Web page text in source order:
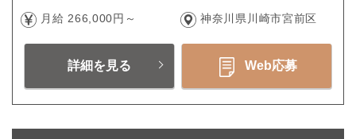
月給 266,000円～ 神奈川県川崎市宮前区
詳細を見る Web応募